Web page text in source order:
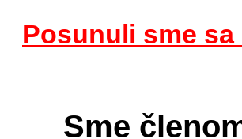
Posunuli sme
Sme